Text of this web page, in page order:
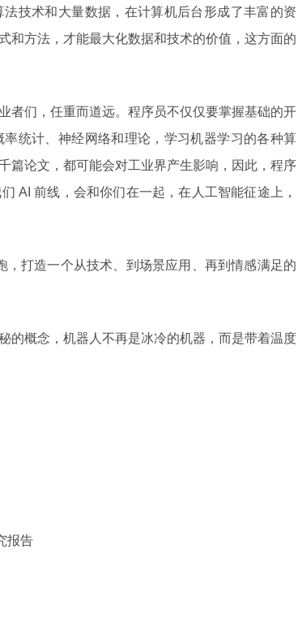
技术和大量数据，在计算机后台形成了丰富的资
和方法，才能最大化数据和技术的价值，这方面的
者们，任重而道远。程序员不仅仅要掌握基础的开
统计、神经网络和理论，学习机器学习的各种算
篇论文，都可能会对工业界产生影响，因此，程序
AI 前线，会和你们在一起，在人工智能征途上，
打造一个从技术、到场景应用、再到情感满足的
的概念，机器人不再是冰冷的机器，而是带着温度
报告